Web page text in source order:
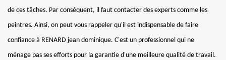
de ces tâches. Par conséquent, il faut contacter des experts comme les
peintres. Ainsi, on peut vous rappeler qu'il est indispensable de faire
confiance à RENARD jean dominique. C'est un professionnel qui ne
ménage pas ses efforts pour la garantie d'une meilleure qualité de travail.